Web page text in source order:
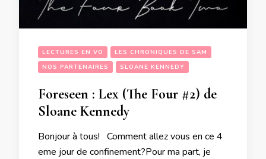
LECTURES EN VO
LES CHRONIQUES DE SAM
NOS PARTENAIRES
SLOANE KENNEDY
Foreseen : Lex (The Four #2) de
Sloane Kennedy
Bonjour à tous! Comment allez vous en ce 4
eme jour de confinement?Pour ma part, je